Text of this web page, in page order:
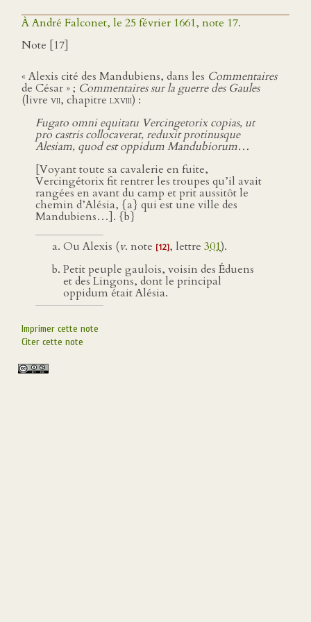
À André Falconet, le 25 février 1661, note 17.
Note [17]
« Alexis cité des Mandubiens, dans les Commentaires
de César » ; Commentaires sur la guerre des Gaules
(livre vii, chapitre lxviii) :
Fugato omni equitatu Vercingetorix copias, ut
pro castris collocaverat, reduxit protinusque
Alesiam, quod est oppidum Mandubiorum…
[Voyant toute sa cavalerie en fuite,
Vercingétorix fit rentrer les troupes qu’il avait
rangées en avant du camp et prit aussitôt le
chemin d’Alésia, {a} qui est une ville des
Mandubiens…]. {b}
Ou Alexis (v. note [12], lettre 301).
Petit peuple gaulois, voisin des Éduens
et des Lingons, dont le principal
oppidum était Alésia.
Imprimer cette note
Citer cette note